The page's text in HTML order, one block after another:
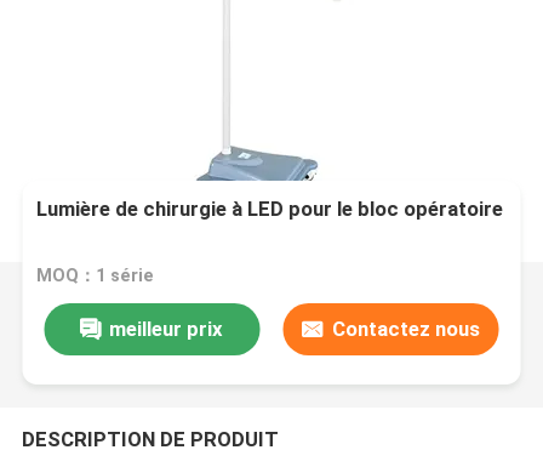
Lumière de chirurgie à LED pour le bloc opératoire
MOQ：1 série
meilleur prix Contactez nous
DESCRIPTION DE PRODUIT